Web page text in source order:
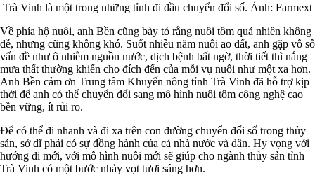
Trà Vinh là một trong những tỉnh đi đầu chuyển đổi số. Ảnh: Farmext
Về phía hộ nuôi, anh Bền cũng bày tỏ rằng nuôi tôm quả nhiên không
dễ, nhưng cũng không khó. Suốt nhiều năm nuôi ao đất, anh gặp vô số
vấn đề như ô nhiễm nguồn nước, dịch bệnh bất ngờ, thời tiết thì nắng
mưa thất thường khiến cho đích đến của mỗi vụ nuôi như một xa hơn.
Anh Bền cảm ơn Trung tâm Khuyến nông tỉnh Trà Vinh đã hỗ trợ kịp
thời để anh có thể chuyển đổi sang mô hình nuôi tôm công nghệ cao
bền vững, ít rủi ro.
Để có thể đi nhanh và đi xa trên con đường chuyển đổi số trong thủy
sản, sở dĩ phải có sự đồng hành của cả nhà nước và dân. Hy vọng với
hướng đi mới, với mô hình nuôi mới sẽ giúp cho ngành thủy sản tỉnh
Trà Vinh có một bước nhảy vọt tươi sáng hơn.